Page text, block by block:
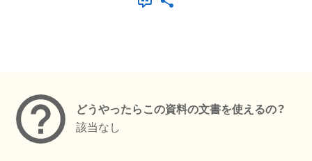
どうやったらこの資料の文書を使えるの？
該当なし